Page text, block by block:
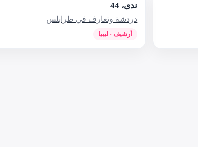
ندى، 44
دردشة وتعارف في طرابلس
أرشيف · ليبيا